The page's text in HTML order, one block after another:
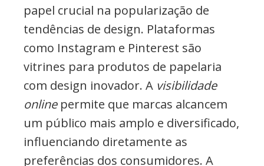
papel crucial na popularização de
tendências de design. Plataformas
como Instagram e Pinterest são
vitrines para produtos de papelaria
com design inovador. A visibilidade
onlinepermite que marcas alcancem
um público mais amplo e diversificado,
influenciando diretamente as
preferências dos consumidores. A